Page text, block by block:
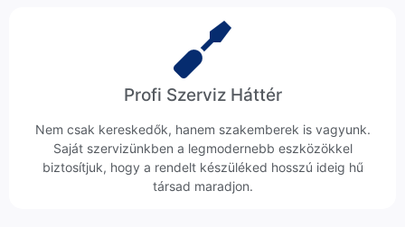
Profi Szerviz Háttér
Nem csak kereskedők, hanem szakemberek is vagyunk.
Saját szervizünkben a legmodernebb eszközökkel
biztosítjuk, hogy a rendelt készüléked hosszú ideig hű
társad maradjon.